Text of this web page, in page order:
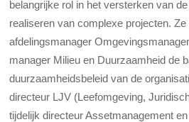
belangrijke rol in het versterken van
realiseren van complexe projecten. Ze
afdelingsmanager
manager Milieu en Duurzaamheid de
duurzaamheidsbeleid van de
directeur LJV (Leefomgeving,
tijdelijk directeur Assetmanagement